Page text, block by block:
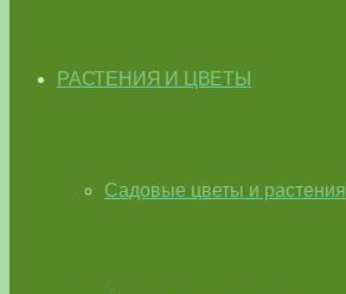
РАСТЕНИЯ И ЦВЕТЫ
Садовые цветы и растения